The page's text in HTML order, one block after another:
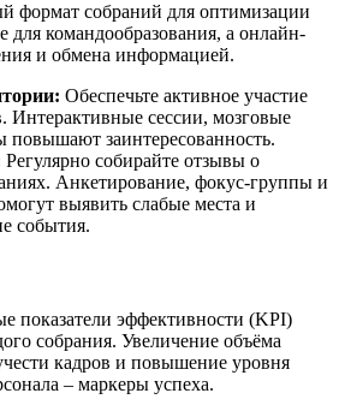
формат собраний для оптимизации
для командообразования, а онлайн-
и обмена информацией.
Обеспечьте активное участие
Интерактивные сессии, мозговые
заинтересованность.
Регулярно собирайте отзывы о
Анкетирование, фокус-группы и
выявить слабые места и
события.
показатели эффективности (KPI)
собрания. Увеличение объёма
кадров и повышение уровня
– маркеры успеха.